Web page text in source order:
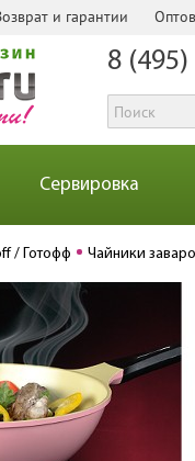
и гарантии
8
Сервировка
/ Готофф Чайники